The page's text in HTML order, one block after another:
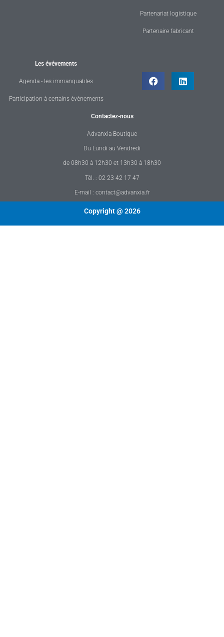
Partenariat logistique
Partenaire fabricant
Les évévements
Agenda - les immanquables
Participation à certains événements
Contactez-nous
Advanxia Boutique
Du Lundi au Vendredi
de 08h30 à 12h30 et 13h30 à 18h30
Tél. : 02 23 42 17 47
E-mail : contact@advanxia.fr
Copyright @ 2026